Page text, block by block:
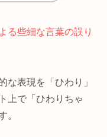
る些細な言葉の誤り
な表現を「ひわり」
上で「ひわりちゃ
。